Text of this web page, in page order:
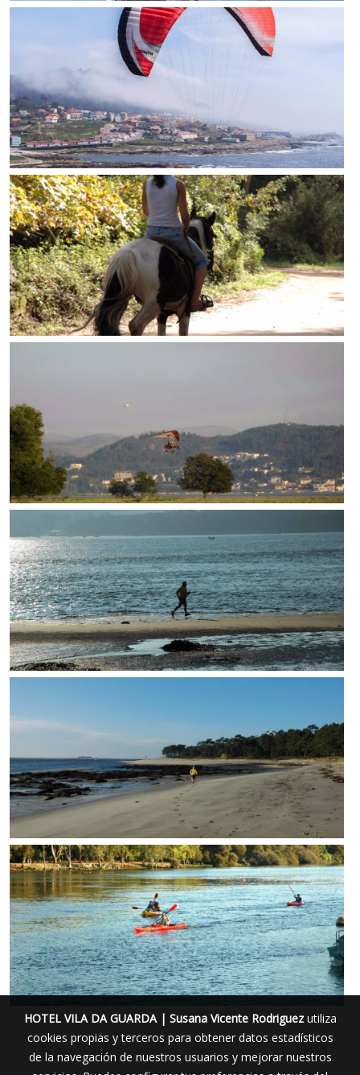
HOTEL VILA DA GUARDA | Susana Vicente Rodriguezutiliza
cookies propias y terceros para obtener datos estadísticos
de la navegación de nuestros usuarios y mejorar nuestros